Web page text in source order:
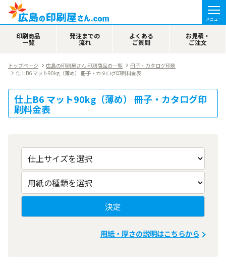
印刷商品
一覧
発注までの
流れ
よくある
ご質問
お見積・
ご注文
トップページ 広島の印刷屋さん 印刷商品の一覧
冊子・カタログ印刷
仕上B6 マット90kg（薄め） 冊子・カタログ印刷料金表
仕上B6 マット90kg（薄め） 冊子・カタログ印
刷料金表
用紙・厚さの説明はこちらから
メニュー